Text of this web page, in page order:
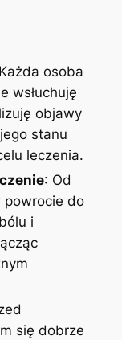
osoba
wsłuchuję
objawy
stanu
leczenia.
: Od
powrocie do
i
się dobrze